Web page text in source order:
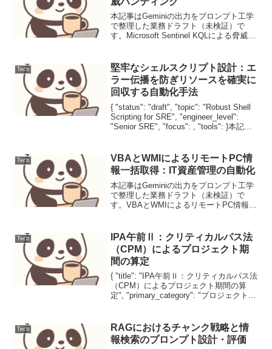
本記事はGeminiの出力をプロンプト工学
で整理した業務ドラフト（未検証）で
す。Microsoft Sentinel KQLによる脅威ハ
M...
Tech
堅牢なシェルスクリプト設計：エ
ラー伝播を防ぎリソースを確実に
回収する自動化手法
{ "status": "draft", "topic": "Robust Shell
Scripting for SRE", "engineer_level":
"Senior SRE", "focus": , "tools": }本記
Tech
VBAとWMIによるリモートPC情
報一括取得：IT資産管理の自動化
本記事はGeminiの出力をプロンプト工学
で整理した業務ドラフト（未検証）で
す。VBAとWMIによるリモートPC情報一
手動確認の手間やWMI接続の遅延による
Exce...
Tech
IPA午前Ⅱ：クリティカルパス法
（CPM）によるプロジェクト期
間の算定
{ "title": "IPA午前Ⅱ：クリティカルパス法
（CPM）によるプロジェクト期間の算
定", "primary_category": "プロジェクトマ
Tech
RAGにおけるチャンク戦略と情
報検索のプロンプト設計・評価